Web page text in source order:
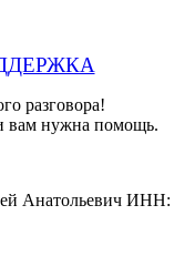
разговора!
вам нужна помощь.
Анатольевич ИНН: